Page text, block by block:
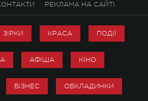
РЕКЛАМА НА САЙТІ
ЗІРКИ КРАСА ПОДІЇ
АФІША КІНО
БІЗНЕС ОБКЛАДИНКИ